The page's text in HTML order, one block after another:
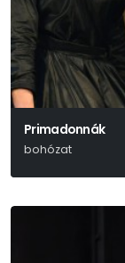
Primadonnák
bohózat